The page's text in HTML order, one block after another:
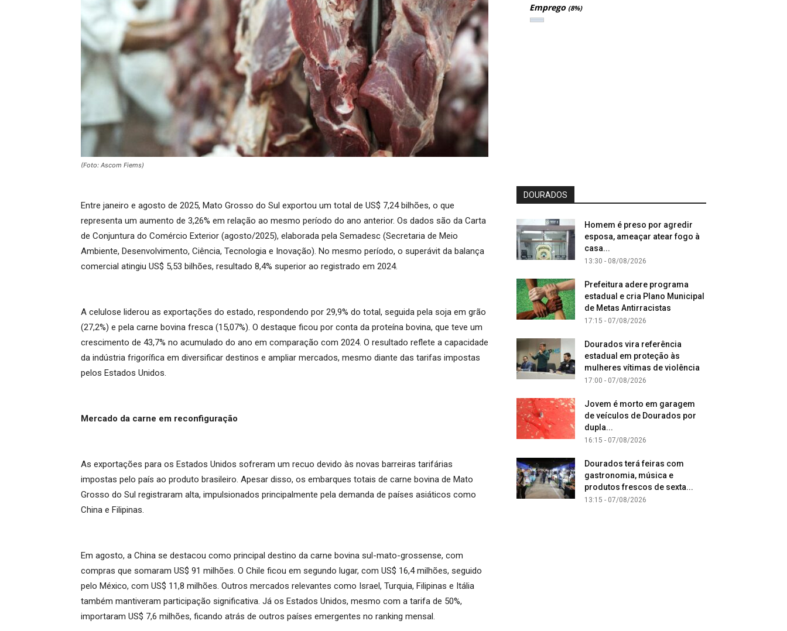
(Foto: Ascom Fiems)
Entre janeiro e agosto de 2025, Mato Grosso do Sul exportou um total de US$ 7,24 bilhões, o que
representa um aumento de 3,26% em relação ao mesmo período do ano anterior. Os dados são da Carta
de Conjuntura do Comércio Exterior (agosto/2025), elaborada pela Semadesc (Secretaria de Meio
Ambiente, Desenvolvimento, Ciência, Tecnologia e Inovação). No mesmo período, o superávit da balança
comercial atingiu US$ 5,53 bilhões, resultado 8,4% superior ao registrado em 2024.
A celulose liderou as exportações do estado, respondendo por 29,9% do total, seguida pela soja em grão
(27,2%) e pela carne bovina fresca (15,07%). O destaque ficou por conta da proteína bovina, que teve um
crescimento de 43,7% no acumulado do ano em comparação com 2024. O resultado reflete a capacidade
da indústria frigorífica em diversificar destinos e ampliar mercados, mesmo diante das tarifas impostas
pelos Estados Unidos.
Mercado da carne em reconfiguração
As exportações para os Estados Unidos sofreram um recuo devido às novas barreiras tarifárias
impostas pelo país ao produto brasileiro. Apesar disso, os embarques totais de carne bovina de Mato
Grosso do Sul registraram alta, impulsionados principalmente pela demanda de países asiáticos como
China e Filipinas.
Em agosto, a China se destacou como principal destino da carne bovina sul-mato-grossense, com
compras que somaram US$ 91 milhões. O Chile ficou em segundo lugar, com US$ 16,4 milhões, seguido
pelo México, com US$ 11,8 milhões. Outros mercados relevantes como Israel, Turquia, Filipinas e Itália
também mantiveram participação significativa. Já os Estados Unidos, mesmo com a tarifa de 50%,
importaram US$ 7,6 milhões, ficando atrás de outros países emergentes no ranking mensal.
Emprego (8%)
DOURADOS
Homem é preso por agredir
esposa, ameaçar atear fogo à
casa...
13:30 - 08/08/2026
Prefeitura adere programa
estadual e cria Plano Municipal
de Metas Antirracistas
17:15 - 07/08/2026
Dourados vira referência
estadual em proteção às
mulheres vítimas de violência
17:00 - 07/08/2026
Jovem é morto em garagem
de veículos de Dourados por
dupla...
16:15 - 07/08/2026
Dourados terá feiras com
gastronomia, música e
produtos frescos de sexta...
13:15 - 07/08/2026